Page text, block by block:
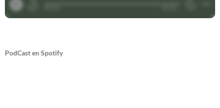
PodCast en Spotify